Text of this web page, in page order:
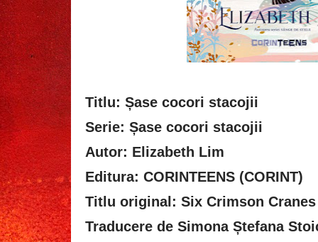
Titlu: Șase cocori stacojii
Serie: Șase cocori stacojii
Autor: Elizabeth Lim
Editura: CORINTEENS (CORINT)
Titlu original: Six Crimson Cranes
Traducere de Simona Ștefana